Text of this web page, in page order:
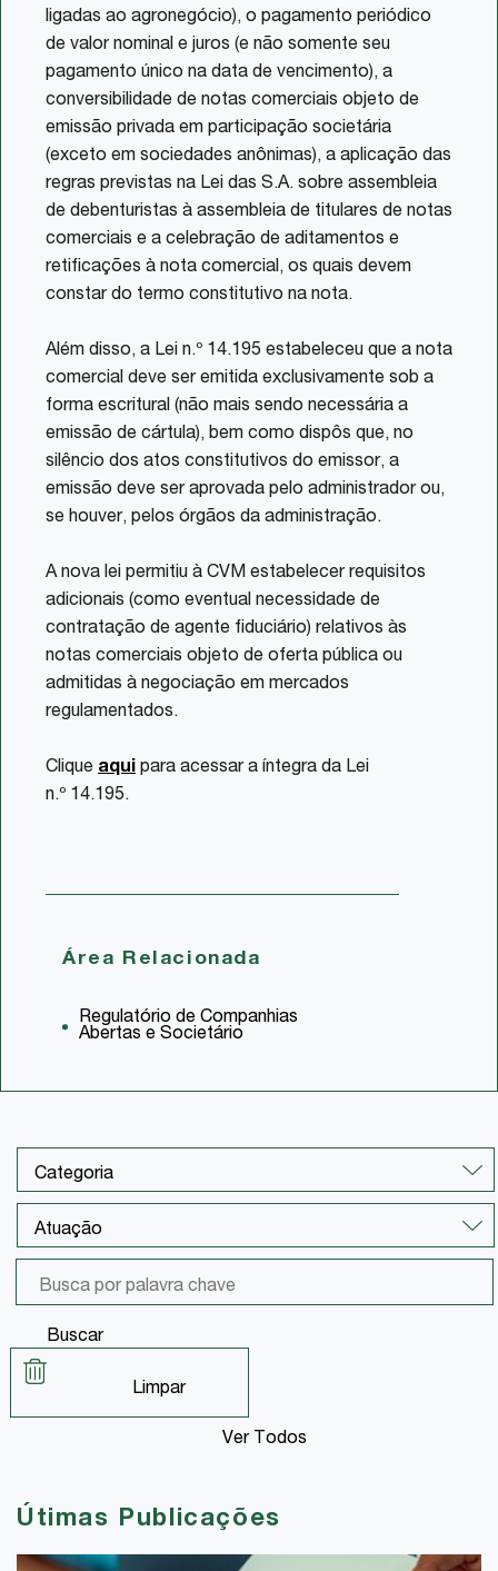
ligadas ao agronegócio), o pagamento periódico
de valor nominal e juros (e não somente seu
pagamento único na data de vencimento), a
conversibilidade de notas comerciais objeto de
emissão privada em participação societária
(exceto em sociedades anônimas), a aplicação das
regras previstas na Lei das S.A. sobre assembleia
de debenturistas à assembleia de titulares de notas
comerciais e a celebração de aditamentos e
retificações à nota comercial, os quais devem
constar do termo constitutivo na nota.
Além disso, a Lei n.º 14.195 estabeleceu que a nota
comercial deve ser emitida exclusivamente sob a
forma escritural (não mais sendo necessária a
emissão de cártula), bem como dispôs que, no
silêncio dos atos constitutivos do emissor, a
emissão deve ser aprovada pelo administrador ou,
se houver, pelos órgãos da administração.
A nova lei permitiu à CVM estabelecer requisitos
adicionais (como eventual necessidade de
contratação de agente fiduciário) relativos às
notas comerciais objeto de oferta pública ou
admitidas à negociação em mercados
regulamentados.
Clique aqui para acessar a íntegra da Lei
n.º 14.195.
Área Relacionada
Regulatório de Companhias
Abertas e Societário
Buscar
Limpar
Ver Todos
Útimas Publicações